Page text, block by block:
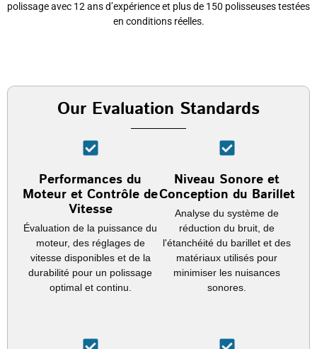
polissage avec 12 ans d’expérience et plus de 150 polisseuses testées
en conditions réelles.
Our Evaluation Standards
Performances du
Moteur et Contrôle de
Vitesse
Évaluation de la puissance du
moteur, des réglages de
vitesse disponibles et de la
durabilité pour un polissage
optimal et continu.
Niveau Sonore et
Conception du Barillet
Analyse du système de
réduction du bruit, de
l'étanchéité du barillet et des
matériaux utilisés pour
minimiser les nuisances
sonores.